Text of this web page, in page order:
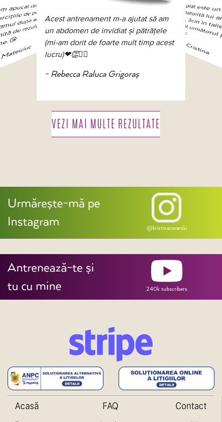
din luna
pe youtube
l14
și
Acest antrenament m-a ajutat să am
un abdomen de invidiat și pătrățele
(mi-am dorit de foarte mult timp acest
lucru)❤👏🏋️‍♀️
- Rebecca Raluca Grigoraș
Abdomen plat
minunat. Datorită
într-o luna, 3cm în talie si 4
Abia
esc
- Cibotari Cristina
VEZI MAI MULTE REZULTATE
Urmărește-mă pe
Instagram
@kristinazavarski
Antrenează-te și
tu cu mine
240k subscribers
Acasă FAQ
Contact